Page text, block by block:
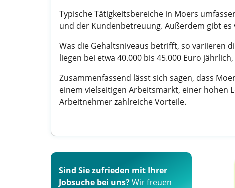
Typische Tätigkeitsbereiche in Moers
und der Kundenbetreuung. Außerdem gibt
Was die Gehaltsniveaus betrifft, so variieren
liegen bei etwa 40.000 bis 45.000 Euro
Zusammenfassend lässt sich sagen, dass
einem vielseitigen Arbeitsmarkt, einer hohen
Arbeitnehmer zahlreiche Vorteile.
Sind Sie zufrieden mit Ihrer
Jobsuche bei uns?Wir freuen